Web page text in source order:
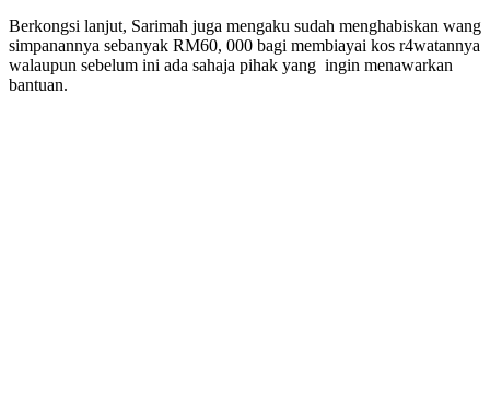
Berkongsi lanjut, Sarimah juga mengaku sudah menghabiskan wang
simpanannya sebanyak RM60, 000 bagi membiayai kos r4watannya
walaupun sebelum ini ada sahaja pihak yang ingin menawarkan
bantuan.